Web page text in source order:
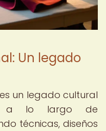
Un legado
un legado cultural
a lo largo de
técnicas, diseños